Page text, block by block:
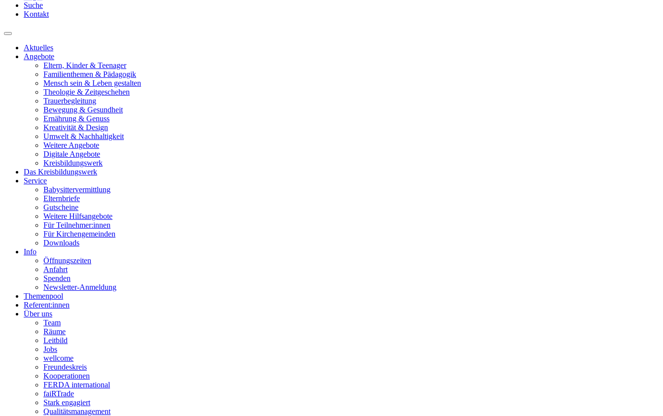
Suche
Kontakt
Aktuelles
Angebote
Eltern, Kinder & Teenager
Familienthemen & Pädagogik
Mensch sein & Leben gestalten
Theologie & Zeitgeschehen
Trauerbegleitung
Bewegung & Gesundheit
Ernährung & Genuss
Kreativität & Design
Umwelt & Nachhaltigkeit
Weitere Angebote
Digitale Angebote
Kreisbildungswerk
Das Kreisbildungswerk
Service
Babysittervermittlung
Elternbriefe
Gutscheine
Weitere Hilfsangebote
Für Teilnehmer:innen
Für Kirchengemeinden
Downloads
Info
Öffnungszeiten
Anfahrt
Spenden
Newsletter-Anmeldung
Themenpool
Referent:innen
Über uns
Team
Räume
Leitbild
Jobs
wellcome
Freundeskreis
Kooperationen
FERDA international
faiRTrade
Stark engagiert
Qualitätsmanagement